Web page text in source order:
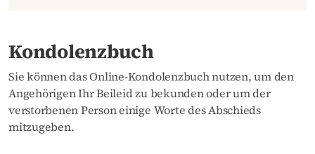
Kondolenzbuch
Sie können das Online-Kondolenzbuch nutzen, um den
Angehörigen Ihr Beileid zu bekunden oder um der
verstorbenen Person einige Worte des Abschieds
mitzugeben.